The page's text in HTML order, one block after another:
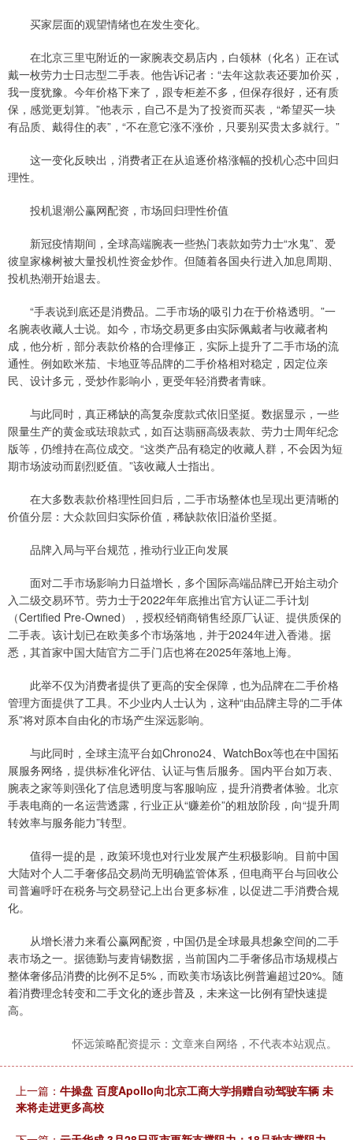
买家层面的观望情绪也在发生变化。
在北京三里屯附近的一家腕表交易店内，白领林（化名）正在试
戴一枚劳力士日志型二手表。他告诉记者：“去年这款表还要加价买，
我一度犹豫。今年价格下来了，跟专柜差不多，但保存很好，还有质
保，感觉更划算。”他表示，自己不是为了投资而买表，“希望买一块
有品质、戴得住的表”，“不在意它涨不涨价，只要别买贵太多就行。”
这一变化反映出，消费者正在从追逐价格涨幅的投机心态中回归
理性。
投机退潮公赢网配资，市场回归理性价值
新冠疫情期间，全球高端腕表一些热门表款如劳力士“水鬼”、爱
彼皇家橡树被大量投机性资金炒作。但随着各国央行进入加息周期、
投机热潮开始退去。
“手表说到底还是消费品。二手市场的吸引力在于价格透明。”一
名腕表收藏人士说。如今，市场交易更多由实际佩戴者与收藏者构
成，他分析，部分表款价格的合理修正，实际上提升了二手市场的流
通性。例如欧米茄、卡地亚等品牌的二手价格相对稳定，因定位亲
民、设计多元，受炒作影响小，更受年轻消费者青睐。
与此同时，真正稀缺的高复杂度款式依旧坚挺。数据显示，一些
限量生产的黄金或珐琅款式，如百达翡丽高级表款、劳力士周年纪念
版等，仍维持在高位成交。“这类产品有稳定的收藏人群，不会因为短
期市场波动而剧烈贬值。”该收藏人士指出。
在大多数表款价格理性回归后，二手市场整体也呈现出更清晰的
价值分层：大众款回归实际价值，稀缺款依旧溢价坚挺。
品牌入局与平台规范，推动行业正向发展
面对二手市场影响力日益增长，多个国际高端品牌已开始主动介
入二级交易环节。劳力士于2022年年底推出官方认证二手计划
（Certified Pre-Owned），授权经销商销售经原厂认证、提供质保的
二手表。该计划已在欧美多个市场落地，并于2024年进入香港。据
悉，其首家中国大陆官方二手门店也将在2025年落地上海。
此举不仅为消费者提供了更高的安全保障，也为品牌在二手价格
管理方面提供了工具。不少业内人士认为，这种“由品牌主导的二手体
系”将对原本自由化的市场产生深远影响。
与此同时，全球主流平台如Chrono24、WatchBox等也在中国拓
展服务网络，提供标准化评估、认证与售后服务。国内平台如万表、
腕表之家等则强化了信息透明度与客服响应，提升消费者体验。北京
手表电商的一名运营透露，行业正从“赚差价”的粗放阶段，向“提升周
转效率与服务能力”转型。
值得一提的是，政策环境也对行业发展产生积极影响。目前中国
大陆对个人二手奢侈品交易尚无明确监管体系，但电商平台与回收公
司普遍呼吁在税务与交易登记上出台更多标准，以促进二手消费合规
化。
从增长潜力来看公赢网配资，中国仍是全球最具想象空间的二手
表市场之一。据德勤与麦肯锡数据，当前国内二手奢侈品市场规模占
整体奢侈品消费的比例不足5%，而欧美市场该比例普遍超过20%。随
着消费理念转变和二手文化的逐步普及，未来这一比例有望快速提
高。
怀远策略配资提示：文章来自网络，不代表本站观点。
上一篇： 牛操盘 百度Apollo向北京工商大学捐赠自动驾驶车辆 未
来将走进更多高校